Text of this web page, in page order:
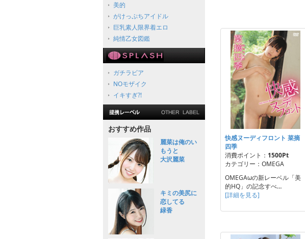
美的
がけっぷちアイドル
巨乳素人限界着エロ
純情乙女図鑑
ガチラビア
NOモザイク
イキすぎ?!
おすすめ作品
麗菜は俺のい
もうと
大沢麗菜
キミの美尻に
恋してる
緑香
快感ヌーディフロント 菜摘
四季
消費ポイント： 1500Pt
カテゴリー：OMEGA
OMEGAωの新レーベル「美
的HQ」の記念すべ…
[詳細を見る]